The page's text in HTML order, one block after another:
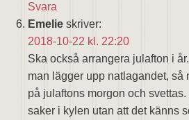
Svara
Emelie skriver:
2018-10-22 kl. 22:20
Ska också arrangera julafton i
man lägger upp natlagandet, så
på julaftons morgon och
saker i kylen utan att det känns